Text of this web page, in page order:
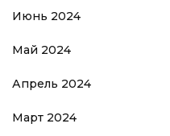
Июнь 2024
Май 2024
Апрель 2024
Март 2024